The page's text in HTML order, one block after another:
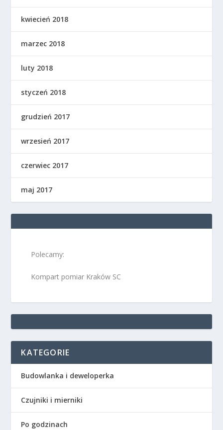
kwiecień 2018
marzec 2018
luty 2018
styczeń 2018
grudzień 2017
wrzesień 2017
czerwiec 2017
maj 2017
Polecamy:
Kompart pomiar Kraków SC
KATEGORIE
Budowlanka i deweloperka
Czujniki i mierniki
Po godzinach